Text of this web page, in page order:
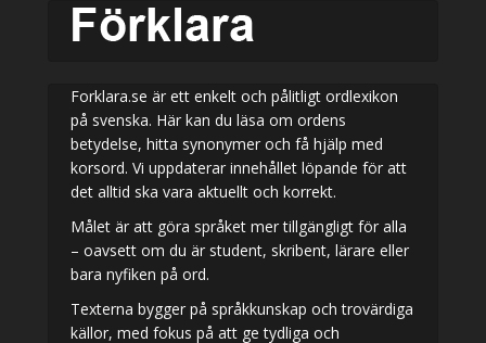
Forklara.se är ett enkelt och pålitligt ordlexikon
på svenska. Här kan du läsa om ordens
betydelse, hitta synonymer och få hjälp med
korsord. Vi uppdaterar innehållet löpande för att
det alltid ska vara aktuellt och korrekt.
Målet är att göra språket mer tillgängligt för alla
– oavsett om du är student, skribent, lärare eller
bara nyfiken på ord.
Texterna bygger på språkkunskap och trovärdiga
källor, med fokus på att ge tydliga och